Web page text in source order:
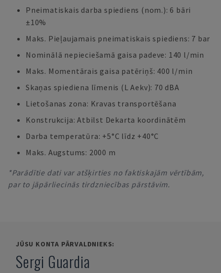
Pneimatiskais darba spiediens (nom.): 6 bāri
±10%
Maks. Pieļaujamais pneimatiskais spiediens: 7 bar
Nominālā nepieciešamā gaisa padeve: 140 l/min
Maks. Momentārais gaisa patēriņš: 400 l/min
Skaņas spiediena līmenis (L Aekv): 70 dBA
Lietošanas zona: Kravas transportēšana
Konstrukcija: Atbilst Dekarta koordinātēm
Darba temperatūra: +5°C līdz +40°C
Maks. Augstums: 2000 m
*Parādītie dati var atšķirties no faktiskajām vērtībām,
par to jāpārliecinās tirdzniecības pārstāvim.
JŪSU KONTA PĀRVALDNIEKS:
Sergi Guardia